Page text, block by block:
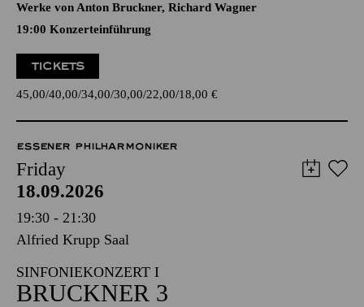
Werke von Anton Bruckner, Richard Wagner
19:00 Konzerteinführung
TICKETS
45,00 40,00 34,00 30,00 22,00 18,00 €
ESSENER PHILHARMONIKER
Friday
18.09.2026
19:30 - 21:30
Alfried Krupp Saal
SINFONIEKONZERT I
BRUCKNER 3